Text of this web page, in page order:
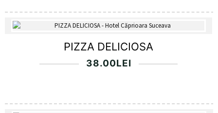
PIZZA DELICIOSA
38.00LEI